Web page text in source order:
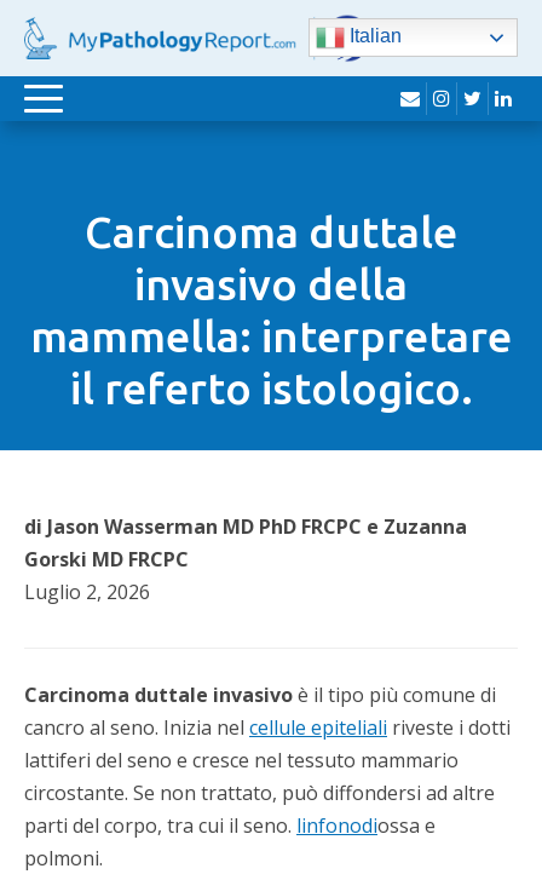
Italian
navigazione
bustainstagram
Twitter
Carcinoma duttale
invasivo della
mammella: interpretare
il referto istologico.
di Jason Wasserman MD PhD FRCPC e Zuzanna
Gorski MD FRCPC
Luglio 2, 2026
Carcinoma duttale invasivoè il tipo più comune di
cancro al seno. Inizia nel cellule epiteliali riveste i dotti
lattiferi del seno e cresce nel tessuto mammario
circostante. Se non trattato, può diffondersi ad altre
parti del corpo, tra cui il seno. linfonodiossa e
polmoni.